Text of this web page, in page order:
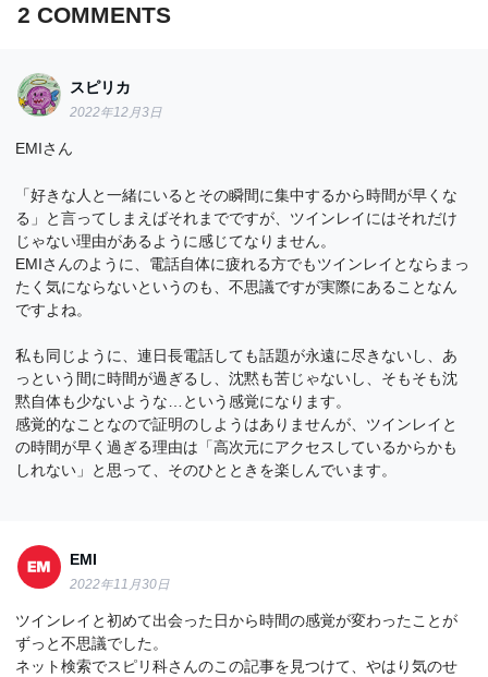
2 COMMENTS
スピリカ
2022年12月3日
EMIさん
「好きな人と一緒にいるとその瞬間に集中するから時間が早くな
る」と言ってしまえばそれまでですが、ツインレイにはそれだけ
じゃない理由があるように感じてなりません。
EMIさんのように、電話自体に疲れる方でもツインレイとならまっ
たく気にならないというのも、不思議ですが実際にあることなん
ですよね。
私も同じように、連日長電話しても話題が永遠に尽きないし、あ
っという間に時間が過ぎるし、沈黙も苦じゃないし、そもそも沈
黙自体も少ないような…という感覚になります。
感覚的なことなので証明のしようはありませんが、ツインレイと
の時間が早く過ぎる理由は「高次元にアクセスしているからかも
しれない」と思って、そのひとときを楽しんでいます。
EMI
2022年11月30日
ツインレイと初めて出会った日から時間の感覚が変わったことが
ずっと不思議でした。
ネット検索でスピリ科さんのこの記事を見つけて、やはり気のせ